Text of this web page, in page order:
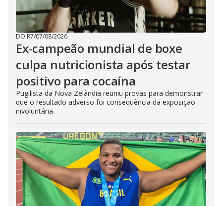
DO R7/07/08/2026
Ex-campeão mundial de boxe
culpa nutricionista após testar
positivo para cocaína
Pugilista da Nova Zelândia reuniu provas para demonstrar
que o resultado adverso foi consequência da exposição
involuntária